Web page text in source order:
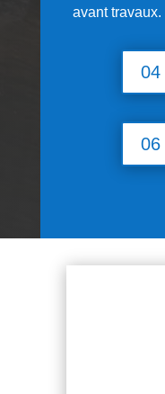
avant travaux.
04
06